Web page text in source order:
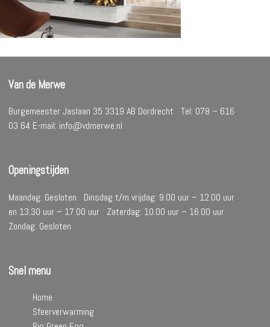
Van de Merwe
Burgemeester Jaslaan 35 3319 AB Dordrecht Tel: 078 – 616
03 64 E-mail: info@vdmerwe.nl
Openingstijden
Maandag: Gesloten Dinsdag t/m vrijdag: 9.00 uur – 12.00 uur
en 13.30 uur – 17.00 uur Zaterdag: 10.00 uur – 16.00 uur
Zondag: Gesloten
Snel menu
Home
Sfeerverwarming